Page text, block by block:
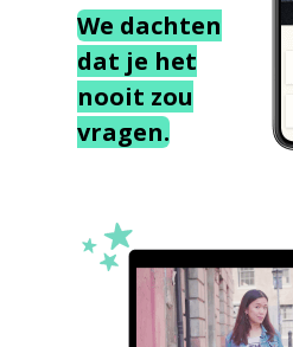
We dachten
dat je het
nooit zou
vragen.